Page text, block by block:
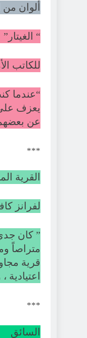
ألوان
“ الغيتار”
للكاتب
“عندما
يعزف على
عن
***
القرية
لفرانز كافكا
” كان
متراصاً
قرية
***
السائق